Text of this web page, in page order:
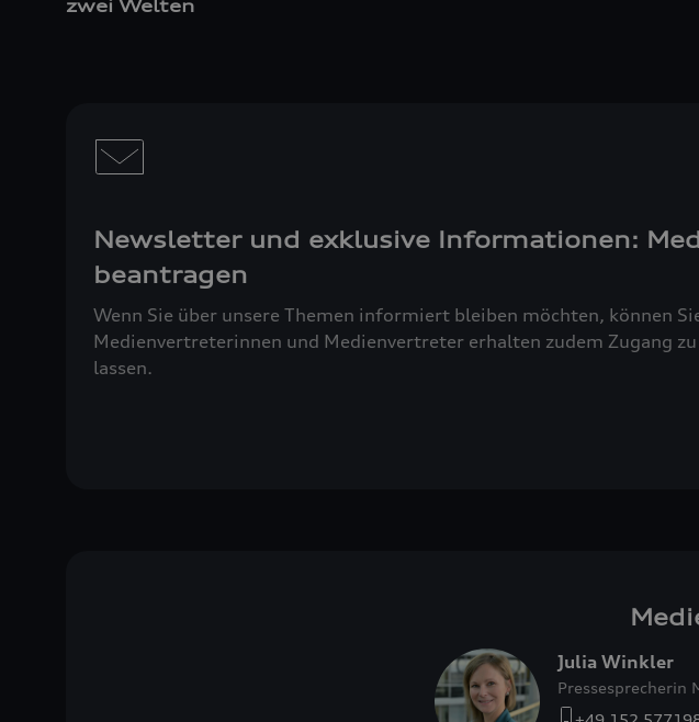
zwei Welten
Newsletter und exklusive Informationen:
beantragen
Wenn Sie über unsere Themen informiert bleiben möchten, können
Medienvertreterinnen und Medienvertreter erhalten zudem Zugang
lassen.
Julia Winkler
Pressesprecherin